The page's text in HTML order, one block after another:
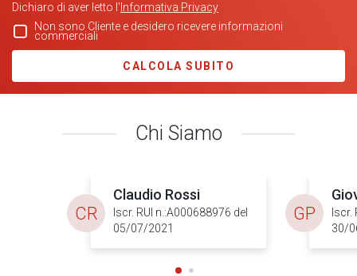
Dichiaro di aver letto l' Informativa Privacy
Non sono Cliente e desidero ricevere informazioni
commerciali
CALCOLA SUBITO
Chi Siamo
Claudio Rossi
Iscr. RUI n.:A000688976 del
05/07/2021
CR
Iscr.
30/
GP